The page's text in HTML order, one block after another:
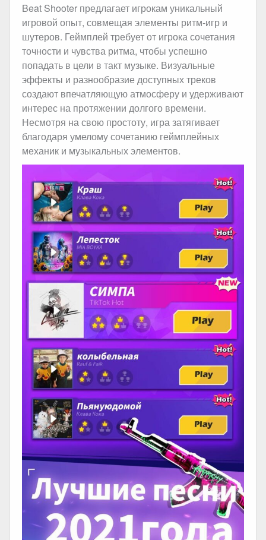
Beat Shooter предлагает игрокам уникальный
игровой опыт, совмещая элементы ритм-игр и
шутеров. Геймплей требует от игрока сочетания
точности и чувства ритма, чтобы успешно
попадать в цели в такт музыке. Визуальные
эффекты и разнообразие доступных треков
создают впечатляющую атмосферу и удерживают
интерес на протяжении долгого времени.
Несмотря на свою простоту, игра затягивает
благодаря умелому сочетанию геймплейных
механик и музыкальных элементов.